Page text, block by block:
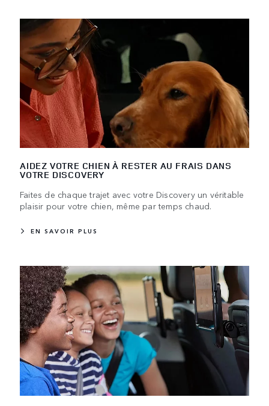
AIDEZ VOTRE CHIEN À RESTER AU FRAIS DANS
VOTRE DISCOVERY
Faites de chaque trajet avec votre Discovery un véritable
plaisir pour votre chien, même par temps chaud.
EN SAVOIR PLUS